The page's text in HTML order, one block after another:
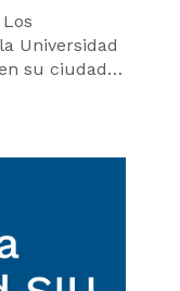
Universidad
su ciudad